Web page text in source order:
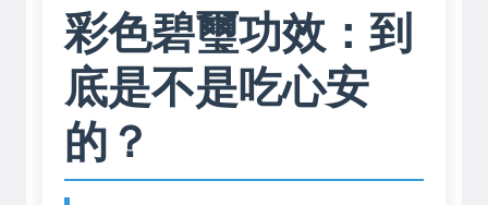
彩色碧璽功效：到
底是不是吃心安
的？